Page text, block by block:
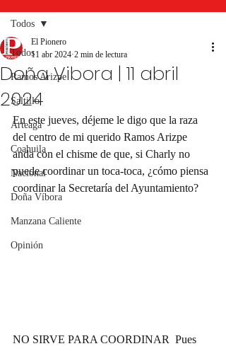
Todos
Ramos Arizpe
Saltillo
Arteaga
Coahuila
Nacional
Doña Víbora
Manzana Caliente
Opinión
Todos
Doña Vibora | 11 abril
2024
El Pionero
11 abr 2024 2 min de lectura
En este jueves, déjeme le digo que la raza
del centro de mi querido Ramos Arizpe
anda con el chisme de que, si Charly no
puede coordinar un toca-toca, ¿cómo piensa
coordinar la Secretaría del Ayuntamiento?
NO SIRVE PARA COORDINAR  Pues